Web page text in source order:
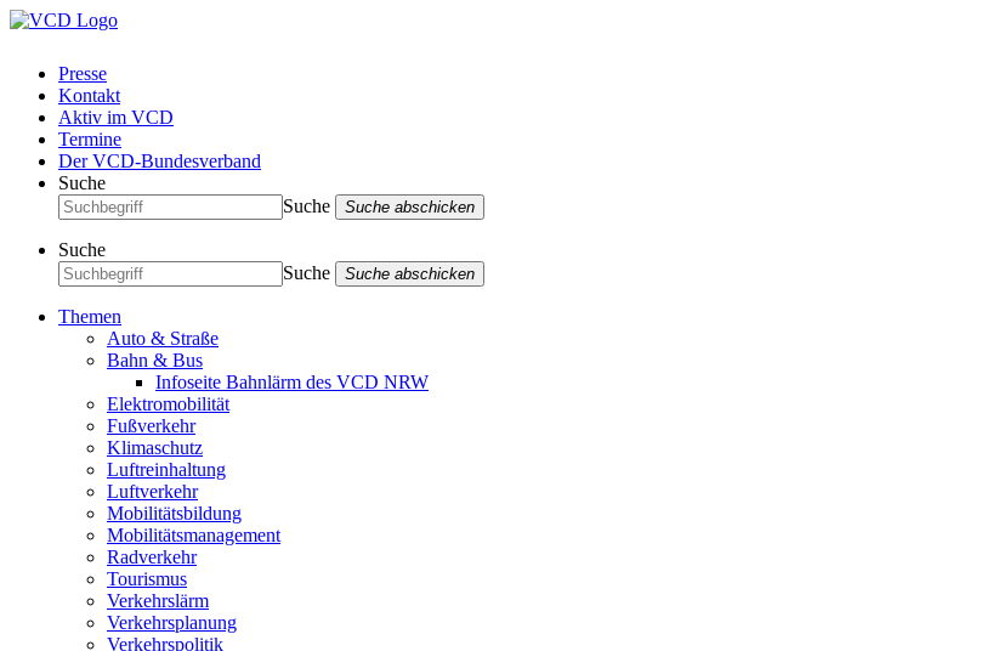
Presse
Kontakt
Aktiv im VCD
Termine
Der VCD-Bundesverband
Suche
Suche
Suche abschicken
Suche
Suche
Suche abschicken
Themen
Auto & Straße
Bahn & Bus
Infoseite Bahnlärm des VCD NRW
Elektromobilität
Fußverkehr
Klimaschutz
Luftreinhaltung
Luftverkehr
Mobilitätsbildung
Mobilitätsmanagement
Radverkehr
Tourismus
Verkehrslärm
Verkehrsplanung
Verkehrspolitik